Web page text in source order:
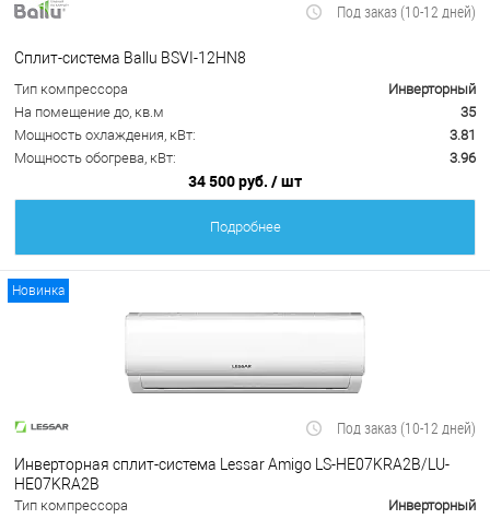
Под заказ (10-12 дней)
Сплит-система Ballu BSVI-12HN8
Тип компрессора
Инверторный
На помещение до, кв.м
35
Мощность охлаждения, кВт:
3.81
Мощность обогрева, кВт:
3.96
34 500 руб. / шт
Подробнее
Новинка
Под заказ (10-12 дней)
Инверторная сплит-система Lessar Amigo LS-HE07KRA2B/LU-
HE07KRA2B
Тип компрессора
Инверторный